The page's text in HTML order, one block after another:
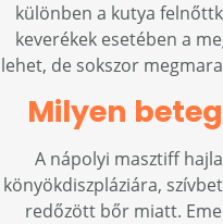
különben a kutya
keverékek esetében a
lehet, de sokszor
Milyen
A nápolyi masztiff
könyökdiszpláziára,
redőzött bőr miatt.